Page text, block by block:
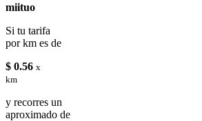
miituo
Si tu tarifa
por km es de
$ 0.56 x
km
y recorres un
aproximado de